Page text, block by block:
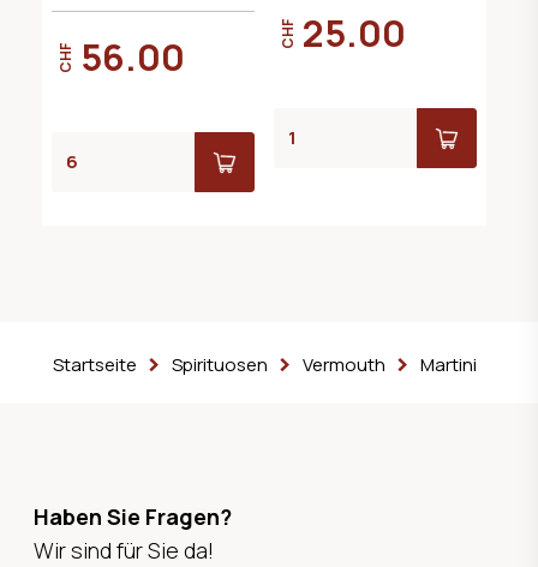
CHF 56.00 CHF 25.00
Startseite Spirituosen Vermouth Martini
Haben Sie Fragen?
Wir sind für Sie da!